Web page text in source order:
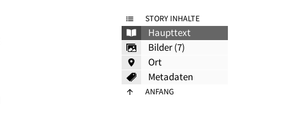
STORY INHALTE
Haupttext
Bilder (7)
Ort
Metadaten
ANFANG